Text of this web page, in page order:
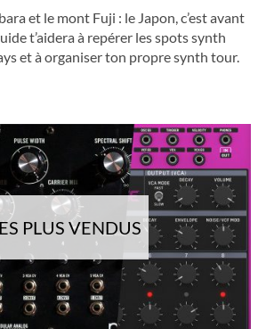
et le mont Fuji : le Japon, c’est avant
t’aidera à repérer les spots synth
et à organiser ton propre synth tour.
PLUS VENDUS